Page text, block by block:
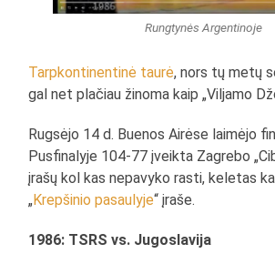
Rungtynės Argentinoje
Tarpkontinentinė taurė, nors tų metų
gal net plačiau žinoma kaip „Viljamo
Rugsėjo 14 d. Buenos Airėse laimėjo
Pusfinalyje 104-77 įveikta Zagrebo
įrašų kol kas nepavyko rasti, keletas
„Krepšinio pasaulyje“ įraše.
1986: TSRS vs. Jugoslavija